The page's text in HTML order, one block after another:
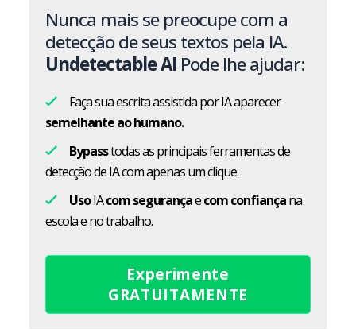
Nunca mais se preocupe com a
detecção de seus textos pela IA.
Undetectable AI Pode lhe ajudar:
Faça sua escrita assistida por IA aparecer
semelhante ao humano.
Bypasstodas as principais ferramentas de
detecção de IA com apenas um clique.
UsoIAcom segurançaecom confiançana
escola e no trabalho.
Experimente
GRATUITAMENTE